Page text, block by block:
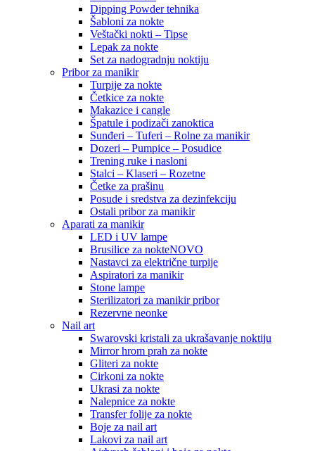
Dipping Powder tehnika
Šabloni za nokte
Veštački nokti – Tipse
Lepak za nokte
Set za nadogradnju noktiju
Pribor za manikir
Turpije za nokte
Četkice za nokte
Makazice i cangle
Špatule i podizači zanoktica
Sunđeri – Tuferi – Rolne za manikir
Dozeri – Pumpice – Posudice
Trening ruke i nasloni
Stalci – Klaseri – Rozetne
Četke za prašinu
Posude i sredstva za dezinfekciju
Ostali pribor za manikir
Aparati za manikir
LED i UV lampe
Brusilice za nokteNOVO
Nastavci za električne turpije
Aspiratori za manikir
Stone lampe
Sterilizatori za manikir pribor
Rezervne neonke
Nail art
Swarovski kristali za ukrašavanje noktiju
Mirror hrom prah za nokte
Gliteri za nokte
Cirkoni za nokte
Ukrasi za nokte
Nalepnice za nokte
Transfer folije za nokte
Boje za nail art
Lakovi za nail art